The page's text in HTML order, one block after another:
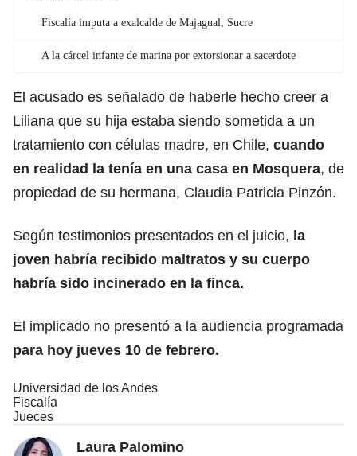
Fiscalía imputa a exalcalde de Majagual, Sucre
A la cárcel infante de marina por extorsionar a sacerdote
El acusado es señalado de haberle hecho creer a
Liliana que su hija estaba siendo sometida a un
tratamiento con células madre, en Chile, cuando
en realidad la tenía en una casa en Mosquera, de
propiedad de su hermana, Claudia Patricia Pinzón.
Según testimonios presentados en el juicio, la
joven habría recibido maltratos y su cuerpo
habría sido incinerado en la finca.
El implicado no presentó a la audiencia programada
para hoy jueves 10 de febrero.
Universidad de los Andes
Fiscalía
Jueces
Laura Palomino